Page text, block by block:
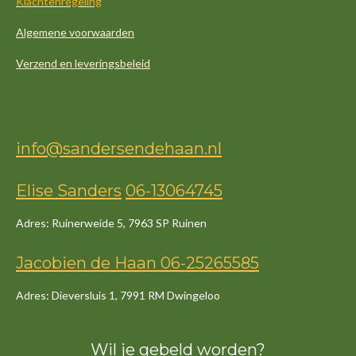
Algemene voorwaarden
Verzend en leveringsbeleid
info@sandersendehaan.nl
Elise Sanders 06-13064745
Adres: Ruinerweide 5, 7963 SP Ruinen
Jacobien de Haan 06-25265585
Adres: Dieversluis 1, 7991 RM Dwingeloo
Wil je gebeld worden?